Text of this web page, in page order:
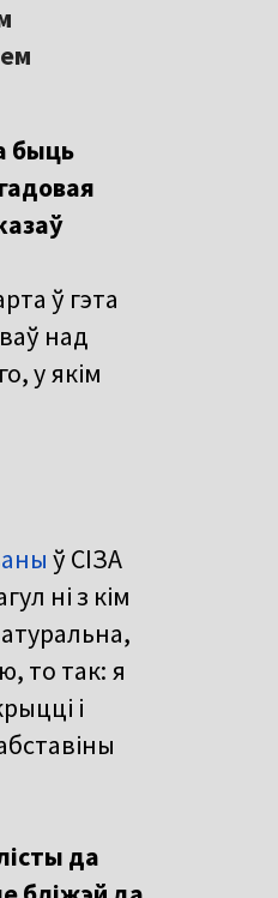
быць
ў гэта
над
у якім
ў СІЗА
ні з кім
то так: я
і
да